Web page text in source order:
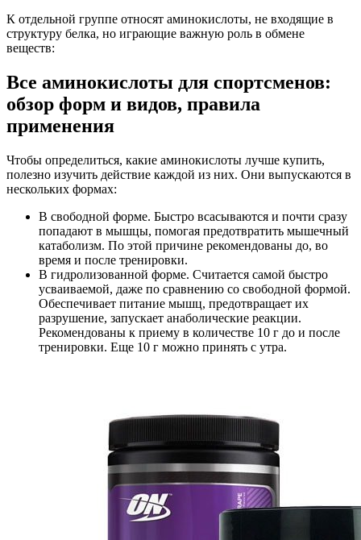
К отдельной группе относят аминокислоты, не входящие в
структуру белка, но играющие важную роль в обмене
веществ:
Все аминокислоты для спортсменов:
обзор форм и видов, правила
применения
Чтобы определиться, какие аминокислоты лучше купить,
полезно изучить действие каждой из них. Они выпускаются в
нескольких формах:
В свободной форме. Быстро всасываются и почти сразу
попадают в мышцы, помогая предотвратить мышечный
катаболизм. По этой причине рекомендованы до, во
время и после тренировки.
В гидролизованной форме. Считается самой быстро
усваиваемой, даже по сравнению со свободной формой.
Обеспечивает питание мышц, предотвращает их
разрушение, запускает анаболические реакции.
Рекомендованы к приему в количестве 10 г до и после
тренировки. Еще 10 г можно принять с утра.